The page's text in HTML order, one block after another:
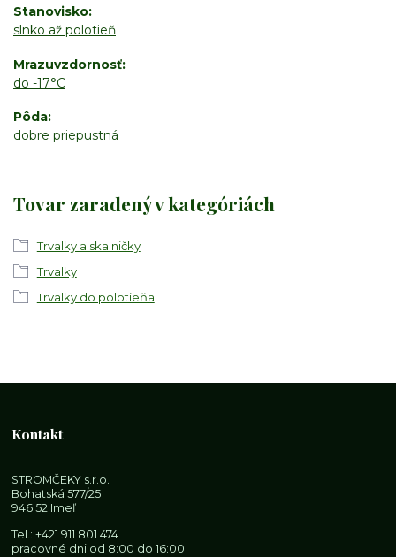
Stanovisko
slnko až polotieň
Mrazuvzdornosť
do -17°C
Pôda
dobre priepustná
Tovar zaradený v kategóriách
Trvalky a skalničky
Trvalky
Trvalky do polotieňa
Kontakt
STROMČEKY s.r.o.
Bohatská 577/25
946 52 Imeľ
Tel.:+421 911 801 474
pracovné dni od 8:00 do 16:00